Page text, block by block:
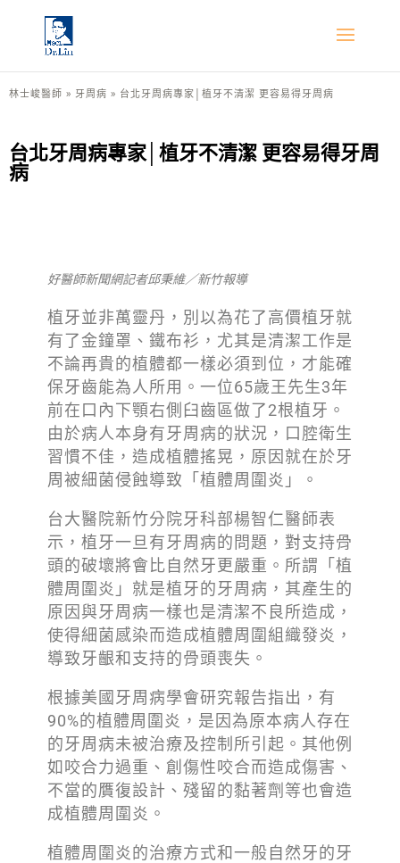
林士峻醫師 » 牙周病 » 台北牙周病專家│植牙不清潔 更容易得牙周病
台北牙周病專家│植牙不清潔 更容易得牙周
病
好醫師新聞網記者邱秉維／新竹報導
植牙並非萬靈丹，別以為花了高價植牙就
有了金鐘罩、鐵布衫，尤其是清潔工作是
不論再貴的植體都一樣必須到位，才能確
保牙齒能為人所用。一位65歲王先生3年
前在口內下顎右側臼齒區做了2根植牙。
由於病人本身有牙周病的狀況，口腔衛生
習慣不佳，造成植體搖晃，原因就在於牙
周被細菌侵蝕導致「植體周圍炎」。
台大醫院新竹分院牙科部楊智仁醫師表
示，植牙一旦有牙周病的問題，對支持骨
頭的破壞將會比自然牙更嚴重。所謂「植
體周圍炎」就是植牙的牙周病，其產生的
原因與牙周病一樣也是清潔不良所造成，
使得細菌感染而造成植體周圍組織發炎，
導致牙齦和支持的骨頭喪失。
根據美國牙周病學會研究報告指出，有
90%的植體周圍炎，是因為原本病人存在
的牙周病未被治療及控制所引起。其他例
如咬合力過重、創傷性咬合而造成傷害、
不當的贋復設計、殘留的黏著劑等也會造
成植體周圍炎。
植體周圍炎的治療方式和一般自然牙的牙